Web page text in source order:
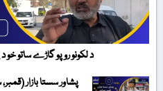
د لکونو روپو گاڑے ساتو
پشاور سستا بازار